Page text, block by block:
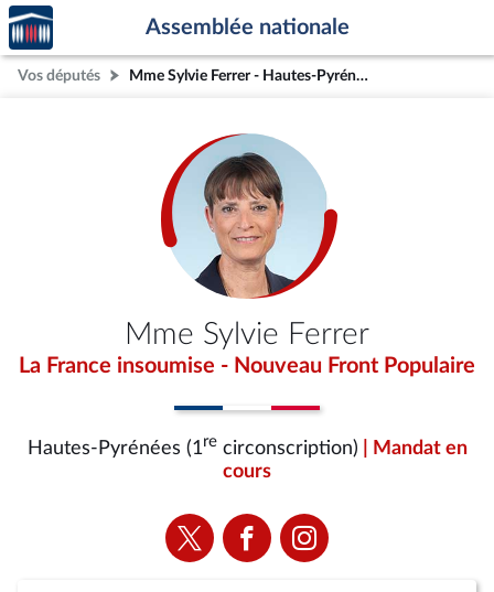
Aller au contenu
Aller en bas de la page
Accèder
à la
page
d'accueil
Assemblée nationale
Vos députés Mme Sylvie Ferrer - Hautes-Pyrénées (1re circonscription)
Mme Sylvie Ferrer
La France insoumise - Nouveau Front Populaire
Hautes-Pyrénées (1recirconscription)
| Mandat en
cours
Voir
la
Voir
la
Voir
la